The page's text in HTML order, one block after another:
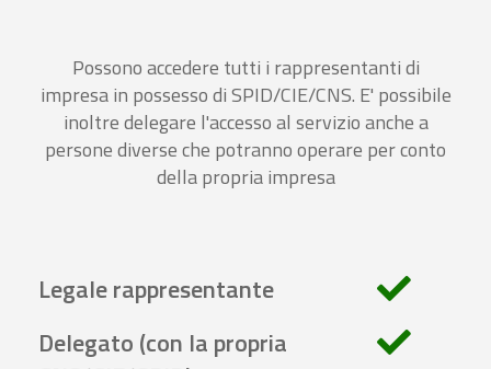
Possono accedere tutti i rappresentanti di
impresa in possesso di SPID/CIE/CNS. E' possibile
inoltre delegare l'accesso al servizio anche a
persone diverse che potranno operare per conto
della propria impresa
Legale rappresentante
Delegato (con la propria